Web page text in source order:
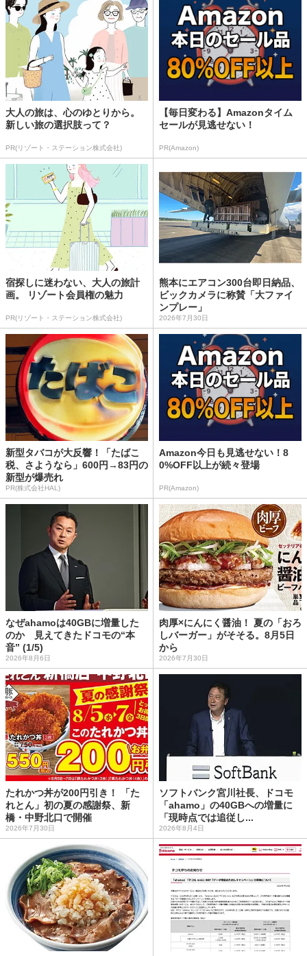
大人の旅は、心のゆとりから。
新しい旅の選択肢って？
PR(リゾート・ステーション株式会社)
【毎日変わる】Amazonタイム
セールが見逃せない！
PR(Amazon)
宿探しに迷わない、大人の旅計
画。 リゾート会員権の魅力
PR(リゾート・ステーション株式会社)
熊本にエアコン300台即日納品、
ビックカメラに称賛「大ファイ
ンプレー」
2026年7月30日
新型タバコが大反響！「たばこ
税、さようなら」600円→83円の
新型が爆売れ
PR(株式会社HAL)
Amazon今日も見逃せない！8
0%OFF以上が続々登場
PR(Amazon)
なぜahamoは40GBに増量した
のか 見えてきたドコモの“本
音” (1/5)
2026年8月6日
肉厚×にんにく醤油！ 夏の「おろ
しバーガー」がそそる。8月5日
から
2026年7月30日
たれかつ丼が200円引き！ 「た
れとん」初の夏の感謝祭、新
橋・中野北口で開催
2026年7月30日
ソフトバンク宮川社長、ドコモ
「ahamo」の40GBへの増量に
「現時点では追従し...
2026年8月4日